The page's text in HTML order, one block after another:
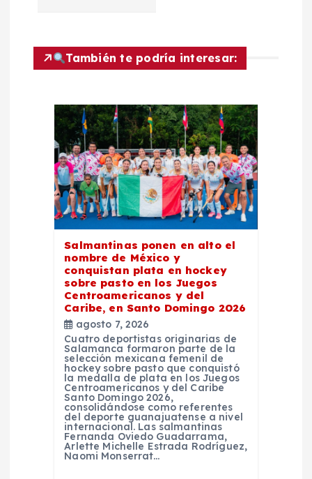
d
También te podría interesar:
Salmantinas ponen en alto el
nombre de México y
conquistan plata en hockey
sobre pasto en los Juegos
Centroamericanos y del
Caribe, en Santo Domingo 2026
agosto 7, 2026
Cuatro deportistas originarias de
Salamanca formaron parte de la
selección mexicana femenil de
hockey sobre pasto que conquistó
la medalla de plata en los Juegos
Centroamericanos y del Caribe
Santo Domingo 2026,
consolidándose como referentes
del deporte guanajuatense a nivel
internacional. Las salmantinas
Fernanda Oviedo Guadarrama,
Arlette Michelle Estrada Rodríguez,
Naomi Monserrat…